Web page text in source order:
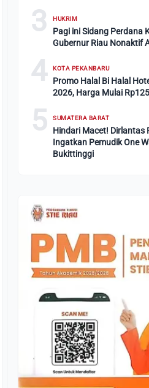
3 HUKRIM
Pagi ini Sidang Perdana
Gubernur Riau Nonaktif
4 KOTA PEKANBARU
Promo Halal Bi Halal
2026, Harga Mulai
5 SUMATERA BARAT
Hindari Macet! Dirlantas
Ingatkan Pemudik One
Bukittinggi